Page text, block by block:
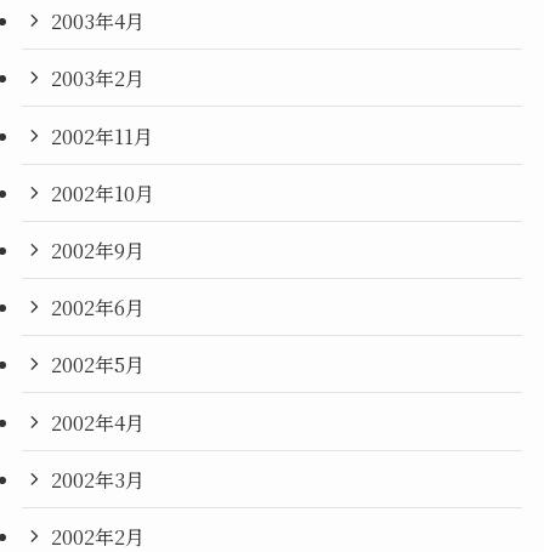
2003年4月
2003年2月
2002年11月
2002年10月
2002年9月
2002年6月
2002年5月
2002年4月
2002年3月
2002年2月